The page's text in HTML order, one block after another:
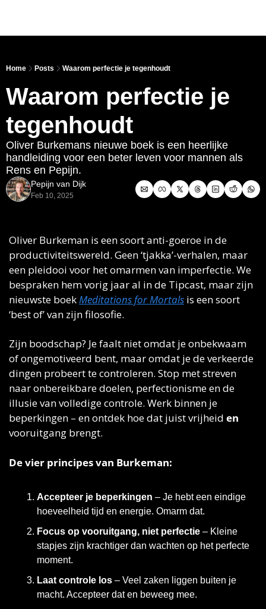
Home Posts Waarom perfectie je tegenhoudt
Waarom perfectie je
tegenhoudt
Oliver Burkemans nieuwe boek is een heerlijke
handleiding voor een beter leven voor mannen als
Rens en Pepijn.
Pepijn van Dijk
Feb 10, 2025
Oliver Burkeman is een soort anti-goeroe in de
productiviteitswereld. Geen ‘tjakka’-verhalen, maar
een pleidooi voor het omarmen van imperfectie. We
bespraken hem vorig jaar al in de Tipcast, maar zijn
nieuwste boek Meditations for Mortals is een soort
‘best of’ van zijn filosofie.
Zijn boodschap? Je faalt niet omdat je onbekwaam
of ongemotiveerd bent, maar omdat je de verkeerde
dingen probeert te controleren. Stop met streven
naar onbereikbare doelen, perfectionisme en de
illusie van volledige controle. Werk binnen je
beperkingen – en ontdek hoe dat juist vrijheid en
vooruitgang brengt.
De vier principes van Burkeman:
Accepteer je beperkingen – Je hebt een eindige
hoeveelheid tijd en energie. Omarm dat.
Focus op vooruitgang, niet perfectie – Kleine
stapjes zijn krachtiger dan wachten op het perfecte
moment.
Laat controle los – Veel zaken liggen buiten je
macht. Accepteer dat en beweeg mee.